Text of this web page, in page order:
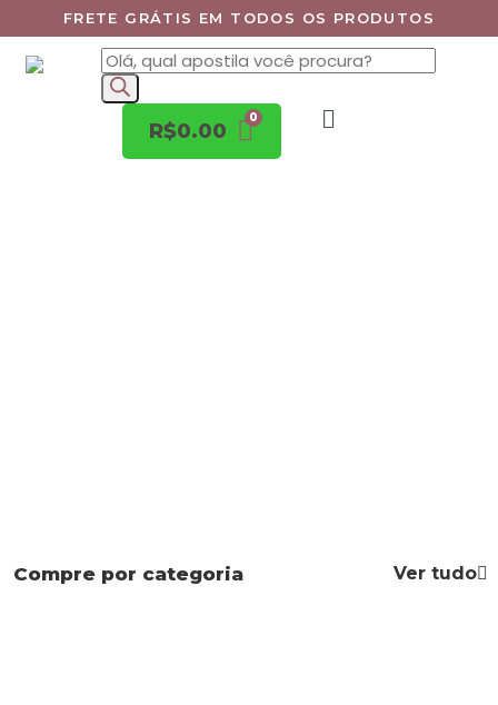
FRETE GRÁTIS EM TODOS OS PRODUTOS
R$0.00
Compre por categoria Ver tudo